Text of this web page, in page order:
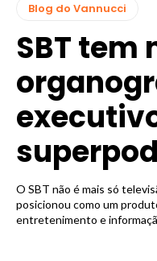
Blog do Vannucci
SBT tem
O SBT não é mais só
posicionou como um
entretenimento e